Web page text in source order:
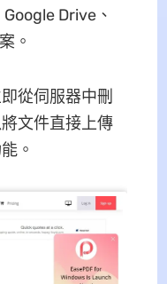
Drive、
。
從伺服器中刪
文件直接上傳
。